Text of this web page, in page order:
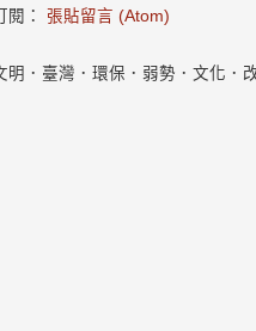
閱： 張貼留言 (Atom)
明．臺灣．環保．弱勢．文化．